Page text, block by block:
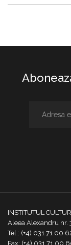
INSTITUTUL
Aleea Alexandru nr.
Tel.: (+4) 031 71 00
Fax: (+4) 031 71 00